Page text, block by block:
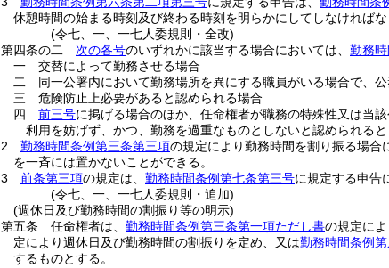
休憩時間の始まる時刻及び終わる時刻を明らかにしてしなければな
(令七、一、一七人委規則・全改)
第四条の二
次の各号のいずれかに該当する場合においては、 勤務
一
交替によって勤務させる場合
二
同一公署内において勤務場所を異にする職員がいる場合で、
三
危険防止上必要があると認められる場合
四
前三号に掲げる場合のほか、任命権者が職務の特殊性又は当
利用を妨げず、かつ、勤務を過重なものとしないと認められると
2
勤務時間条例第三条第三項の規定により勤務時間を割り振る場合
を一斉には置かないことができる。
3
前条第三項の規定は、 勤務時間条例第七条第三号に規定する申告
(令七、一、一七人委規則・追加)
(週休日及び勤務時間の割振り等の明示)
第五条
任命権者は、 勤務時間条例第三条第一項ただし書の規定によ
定により週休日及び勤務時間の割振りを定め、又は勤務時間条例
するものとする。